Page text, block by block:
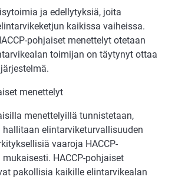
ja edellytyksiä, joita
kaikissa vaiheissa.
pohjaiset menettelyt otetaan
toimijan on täytynyt ottaa
menettelyt
menettelyillä tunnistetaan,
hallitaan elintarviketurvallisuuden
vaaroja HACCP-
HACCP-pohjaiset
pakollisia kaikille elintarvikealan